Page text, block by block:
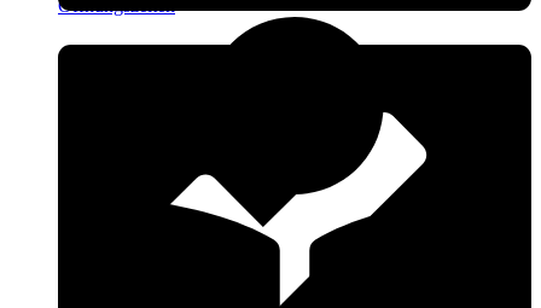
Öffnungszeiten